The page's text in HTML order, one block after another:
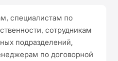
специалистам по
сотрудникам
подразделений,
по договорной